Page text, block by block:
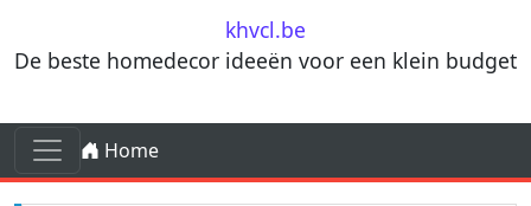
khvcl.be
De beste homedecor ideeën voor een klein budget
Skip to content
Main Navigation
Home